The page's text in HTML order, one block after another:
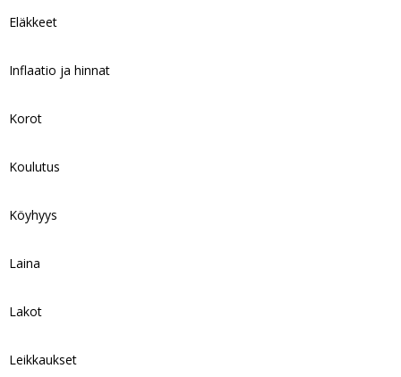
Eläkkeet
Inflaatio ja hinnat
Korot
Koulutus
Köyhyys
Laina
Lakot
Leikkaukset